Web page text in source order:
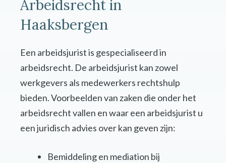
Arbeidsrecht in
Haaksbergen
Een arbeidsjurist is gespecialiseerd in
arbeidsrecht. De arbeidsjurist kan zowel
werkgevers als medewerkers rechtshulp
bieden. Voorbeelden van zaken die onder het
arbeidsrecht vallen en waar een arbeidsjurist u
een juridisch advies over kan geven zijn:
Bemiddeling en mediation bij